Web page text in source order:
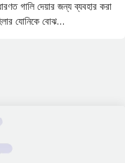
গালি দেয়ার জন্য ব্যবহার করা
যোনিকে বোঝ…